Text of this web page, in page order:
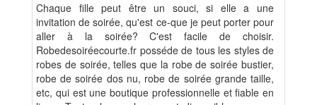
Chaque fille peut être un souci, si elle a une
invitation de soirée, qu'est ce-que je peut porter pour
aller à la soirée? C'est facile de choisir.
Robedesoiréecourte.fr posséde de tous les styles de
robes de soirée, telles que la robe de soirée bustier,
robe de soirée dos nu, robe de soirée grande taille,
etc, qui est une boutique professionnelle et fiable en